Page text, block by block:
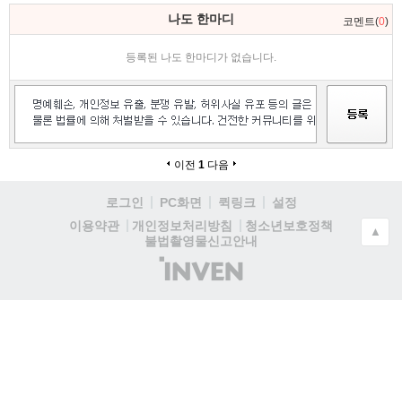
나도 한마디 코멘트(0)
등록된 나도 한마디가 없습니다.
이전 1 다음
로그인 PC화면 퀵링크
설정
이용약관
개인정보처리방침
청소년보호정책
불법촬영물신고안내
(주)
인
▲